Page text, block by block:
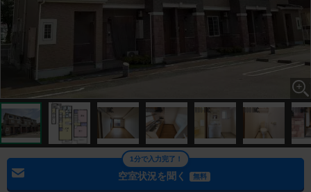
空室状況を聞く 無料
1分で入力完了！